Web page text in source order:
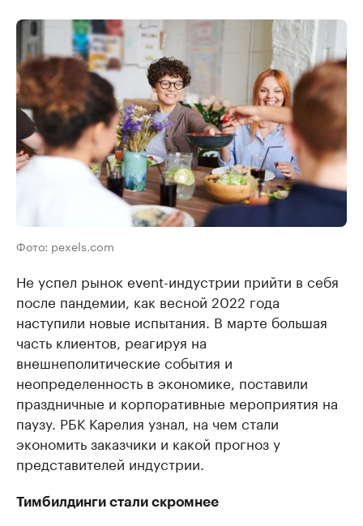
Фото: pexels.com
Не успел рынок event-индустрии прийти в себя
после пандемии, как весной 2022 года
наступили новые испытания. В марте большая
часть клиентов, реагируя на
внешнеполитические события и
неопределенность в экономике, поставили
праздничные и корпоративные мероприятия на
паузу. РБК Карелия узнал, на чем стали
экономить заказчики и какой прогноз у
представителей индустрии.
Тимбилдинги стали скромнее